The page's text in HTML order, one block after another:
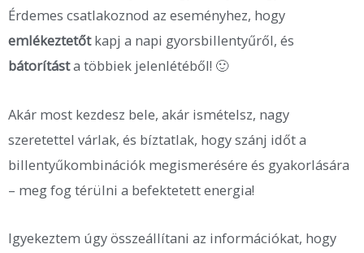
Érdemes csatlakoznod az eseményhez, hogy
emlékeztetőtkapj a napi gyorsbillentyűről, és
bátorításta többiek jelenlétéből! 🙂
Akár most kezdesz bele, akár ismételsz, nagy
szeretettel várlak, és bíztatlak, hogy szánj időt a
billentyűkombinációk megismerésére és gyakorlására
– meg fog térülni a befektetett energia!
Igyekeztem úgy összeállítani az információkat, hogy